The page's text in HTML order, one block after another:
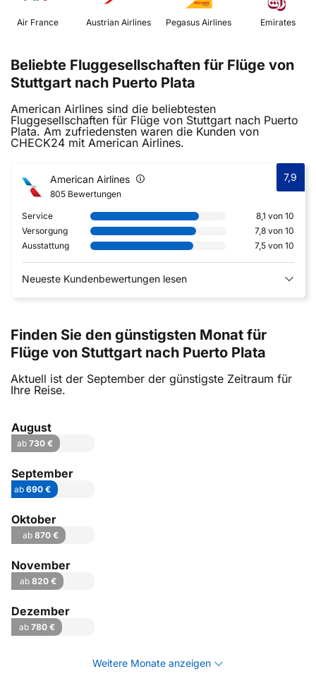
Air France Austrian Airlines Emirates
Beliebte Fluggesellschaften für Flüge von
Stuttgart nach Puerto Plata
American Airlines sind die beliebtesten
Fluggesellschaften für Flüge von Stuttgart nach Puerto
Plata. Am zufriedensten waren die Kunden von
CHECK24 mit American Airlines.
American Airlines
805 Bewertungen
7,9
Service
8,1 von 10
Versorgung
7,8 von 10
Ausstattung
7,5 von 10
Neueste Kundenbewertungen lesen
Finden Sie den günstigsten Monat für
Flüge von Stuttgart nach Puerto Plata
Aktuell ist der September der günstigste Zeitraum für
Ihre Reise.
August
ab 730 €
September
ab690 €
Oktober
ab870 €
November
ab820 €
Dezember
ab 780 €
Weitere Monate anzeigen